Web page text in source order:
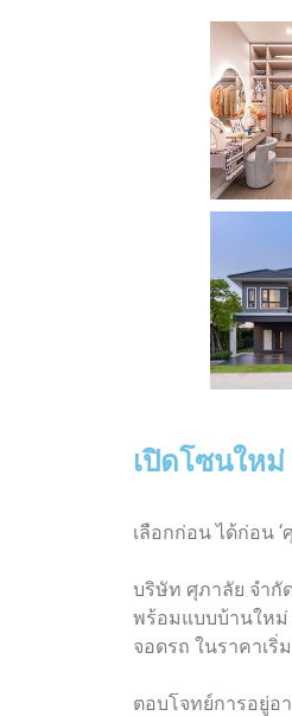
เปิดโซนให
เลือกก่อน ได้ก่อน
บริษัท ศุภาลัย จำกั
พร้อมแบบบ้านใหม่
จอดรถ ในราคาเริ่
ตอบโจทย์การอยู่อ